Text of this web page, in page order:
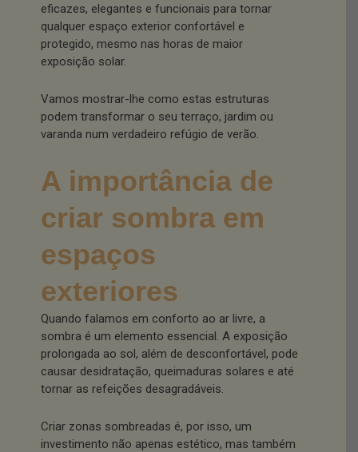
eficazes, elegantes e funcionais para tornar
qualquer espaço exterior confortável e
protegido, mesmo nas horas de maior
exposição solar.
Vamos mostrar-lhe como estas estruturas
podem transformar o seu terraço, jardim ou
varanda num verdadeiro refúgio de verão.
A importância de
criar sombra em
espaços
exteriores
Quando falamos em conforto ao ar livre, a
sombra é um elemento essencial. A exposição
prolongada ao sol, além de desconfortável, pode
causar desidratação, queimaduras solares e até
tornar as refeições desagradáveis.
Criar zonas sombreadas é, por isso, um
investimento não apenas estético, mas também